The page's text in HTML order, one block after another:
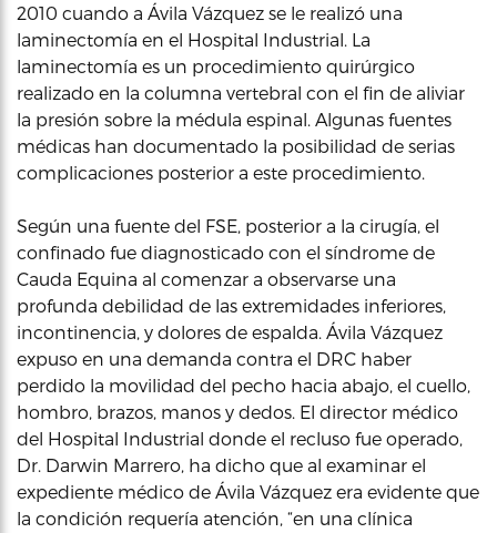
2010 cuando a Ávila Vázquez se le realizó una
laminectomía en el Hospital Industrial. La
laminectomía es un procedimiento quirúrgico
realizado en la columna vertebral con el fin de aliviar
la presión sobre la médula espinal. Algunas fuentes
médicas han documentado la posibilidad de serias
complicaciones posterior a este procedimiento.
Según una fuente del FSE, posterior a la cirugía, el
confinado fue diagnosticado con el síndrome de
Cauda Equina al comenzar a observarse una
profunda debilidad de las extremidades inferiores,
incontinencia, y dolores de espalda. Ávila Vázquez
expuso en una demanda contra el DRC haber
perdido la movilidad del pecho hacia abajo, el cuello,
hombro, brazos, manos y dedos. El director médico
del Hospital Industrial donde el recluso fue operado,
Dr. Darwin Marrero, ha dicho que al examinar el
expediente médico de Ávila Vázquez era evidente que
la condición requería atención, “en una clínica